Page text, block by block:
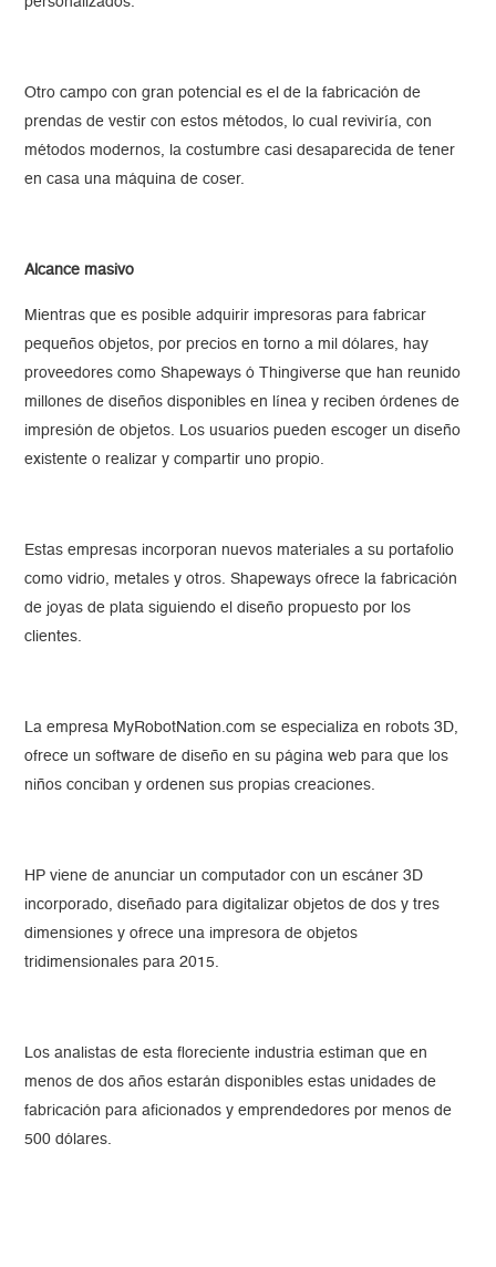
Otro campo con gran potencial es el de la fabricación de
prendas de vestir con estos métodos, lo cual reviviría, con
métodos modernos, la costumbre casi desaparecida de tener
en casa una máquina de coser.
Alcance masivo
Mientras que es posible adquirir impresoras para fabricar
pequeños objetos, por precios en torno a mil dólares, hay
proveedores como Shapeways ó Thingiverse que han reunido
millones de diseños disponibles en línea y reciben órdenes de
impresión de objetos. Los usuarios pueden escoger un diseño
existente o realizar y compartir uno propio.
Estas empresas incorporan nuevos materiales a su portafolio
como vidrio, metales y otros. Shapeways ofrece la fabricación
de joyas de plata siguiendo el diseño propuesto por los
clientes.
La empresa MyRobotNation.com se especializa en robots 3D,
ofrece un software de diseño en su página web para que los
niños conciban y ordenen sus propias creaciones.
HP viene de anunciar un computador con un escáner 3D
incorporado, diseñado para digitalizar objetos de dos y tres
dimensiones y ofrece una impresora de objetos
tridimensionales para 2015.
Los analistas de esta floreciente industria estiman que en
menos de dos años estarán disponibles estas unidades de
fabricación para aficionados y emprendedores por menos de
500 dólares.